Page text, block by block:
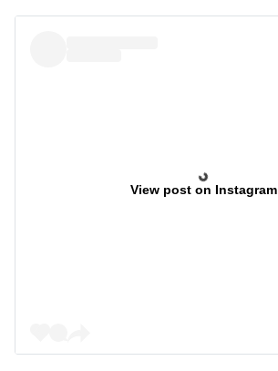
View post on Instagram